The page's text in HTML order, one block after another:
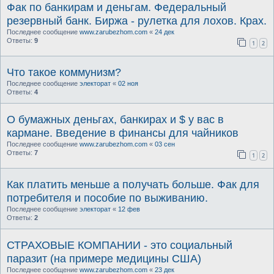
Фак по банкирам и деньгам. Федеральный
резервный банк. Биржа - рулетка для лохов. Крах.
Последнее сообщение www.zarubezhom.com « 24 дек
Ответы: 9 1 2
Что такое коммунизм?
Последнее сообщение электорат « 02 ноя
Ответы: 4
О бумажных деньгах, банкирах и $ у вас в
кармане. Введение в финансы для чайников
Последнее сообщение www.zarubezhom.com « 03 сен
Ответы: 7 1 2
Как платить меньше а получать больше. Фак для
потребителя и пособие по выживанию.
Последнее сообщение электорат « 12 фев
Ответы: 2
СТРАХОВЫЕ КОМПАНИИ - это социальный
паразит (на примере медицины США)
Последнее сообщение www.zarubezhom.com « 23 дек